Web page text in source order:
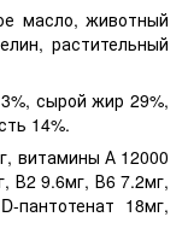
масло, животный
растительный
сырой жир 29%,
14%.
витамины А 12000
В2 9.6мг, В6 7.2мг,
пантотенат 18мг,